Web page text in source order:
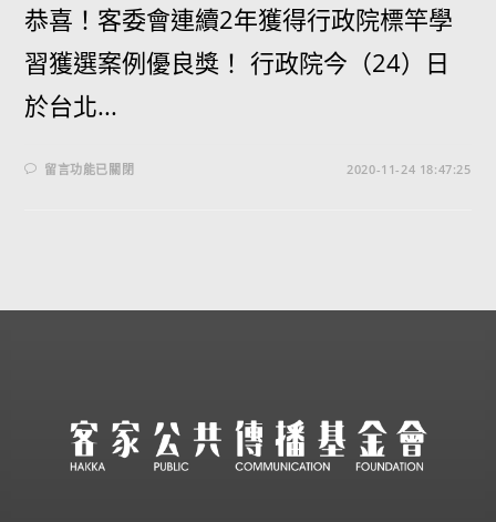
恭喜！客委會連續2年獲得行政院標竿學
習獲選案例優良獎！ 行政院今（24）日
於台北...
留言功能已關閉 2020-11-24 18:47:25